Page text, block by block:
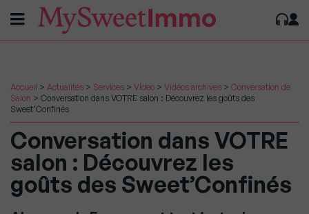
Accueil > Actualités > Services > Video > Vidéos archives > Conversation de
Salon > Conversation dans VOTRE salon : Découvrez les goûts des
Sweet’Confinés
Conversation dans VOTRE
salon : Découvrez les
goûts des Sweet’Confinés